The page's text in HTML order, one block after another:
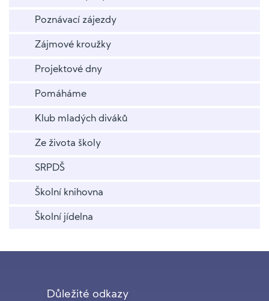
Poznávací zájezdy
Zájmové kroužky
Projektové dny
Pomáháme
Klub mladých diváků
Ze života školy
SRPDŠ
Školní knihovna
Školní jídelna
Důležité odkazy